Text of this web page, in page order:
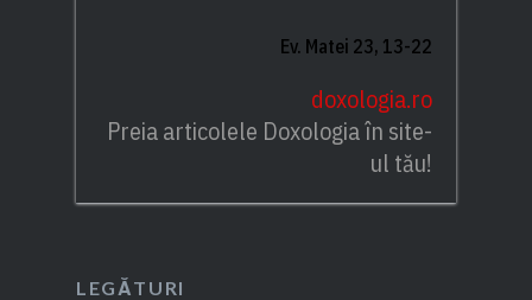
Ev. Matei 23, 13-22
doxologia.ro
Preia articolele Doxologia în site-
ul tău!
LEGĂTURI